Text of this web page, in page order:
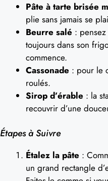
Pâte à tarte brisée
plie sans jamais se
Beurre salé :
toujours dans son
commence.
Cassonade : pour le
roulés.
Sirop d’érable : la
recouvrir d’une
Étapes à Suivre
Étalez la pâte :
un grand rectangle